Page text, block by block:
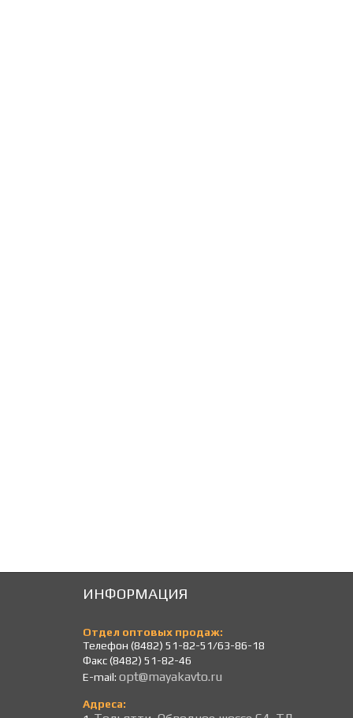
ИНФОРМАЦИЯ
Отдел оптовых продаж:
Телефон (8482) 51-82-51/63-86-18
Факс (8482) 51-82-46
E-mail: opt@mayakavto.ru
Адреса: